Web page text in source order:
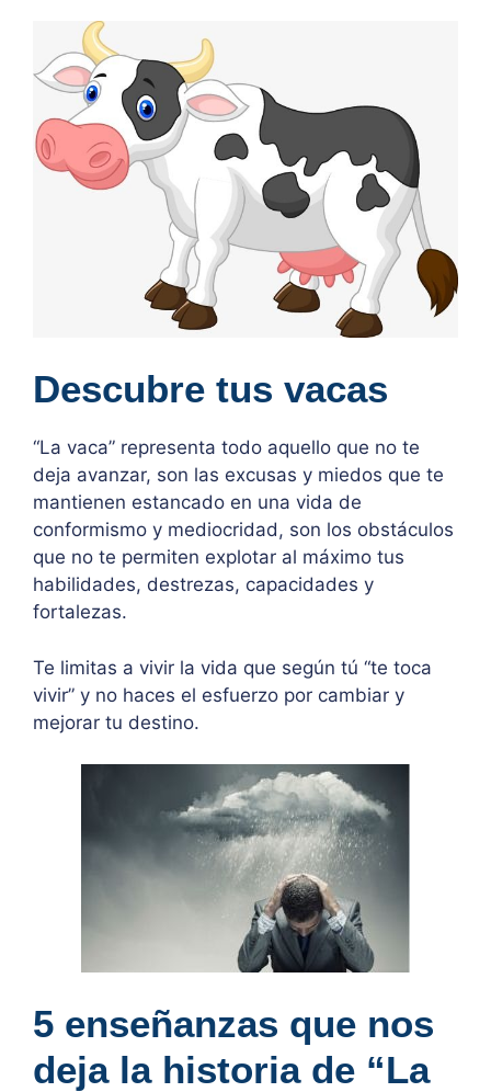
Descubre tus vacas
“La vaca” representa todo aquello que no te
deja avanzar, son las excusas y miedos que te
mantienen estancado en una vida de
conformismo y mediocridad, son los obstáculos
que no te permiten explotar al máximo tus
habilidades, destrezas, capacidades y
fortalezas.
Te limitas a vivir la vida que según tú “te toca
vivir” y no haces el esfuerzo por cambiar y
mejorar tu destino.
5 enseñanzas que nos
deja la historia de “La